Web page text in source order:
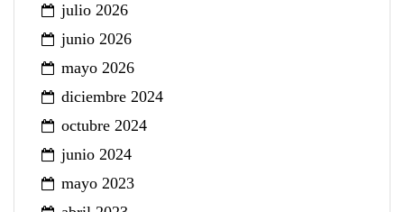
julio 2026
junio 2026
mayo 2026
diciembre 2024
octubre 2024
junio 2024
mayo 2023